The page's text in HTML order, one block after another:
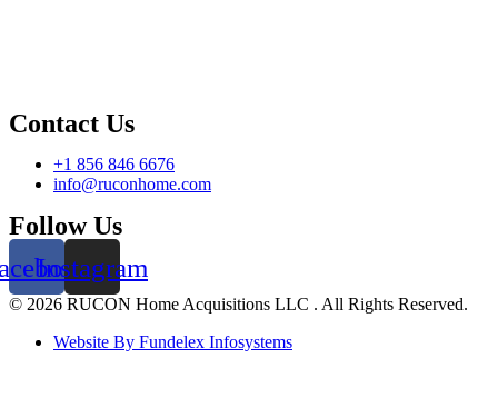
Contact Us
+1 856 846 6676
info@ruconhome.com
Follow Us
Instagram
©️ 2026 RUCON Home Acquisitions LLC . All Rights Reserved.
Website By Fundelex Infosystems